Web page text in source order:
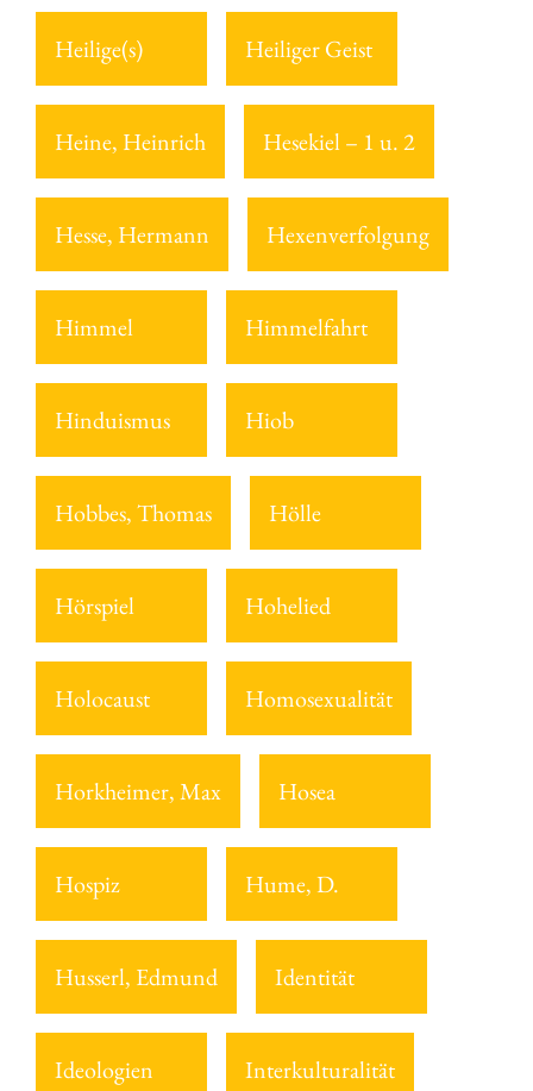
Heilige(s) Heiliger Geist
Heine, Heinrich Hesekiel – 1 u. 2
Hesse, Hermann Hexenverfolgung
Himmel Himmelfahrt
Hinduismus Hiob
Hobbes, Thomas Hölle
Hörspiel Hohelied
Holocaust Homosexualität
Horkheimer, Max Hosea
Hospiz Hume, D.
Husserl, Edmund Identität
Ideologien Interkulturalität